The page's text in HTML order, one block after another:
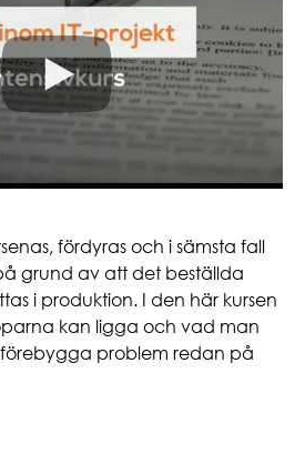
fördyras och i sämsta fall
grund av att det beställda
i produktion. I den här kursen
kan ligga och vad man
problem redan på